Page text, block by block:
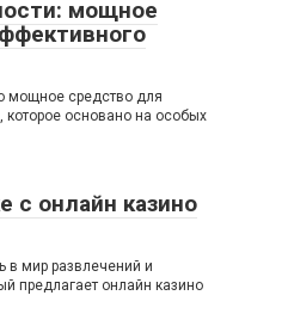
мощное
мощное средство для
которое основано на особых
с онлайн казино
в мир развлечений и
предлагает онлайн казино